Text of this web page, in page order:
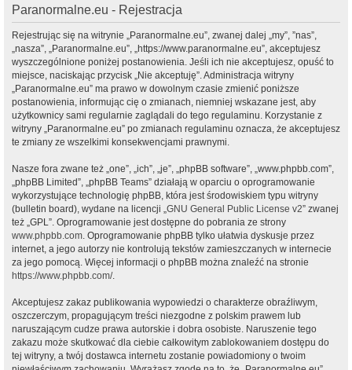
Paranormalne.eu - Rejestracja
Rejestrując się na witrynie „Paranormalne.eu”, zwanej dalej „my”, ”nas”,
„nasza”, „Paranormalne.eu”, „https://www.paranormalne.eu”, akceptujesz
wyszczególnione poniżej postanowienia. Jeśli ich nie akceptujesz, opuść to
miejsce, naciskając przycisk „Nie akceptuję”. Administracja witryny
„Paranormalne.eu” ma prawo w dowolnym czasie zmienić poniższe
postanowienia, informując cię o zmianach, niemniej wskazane jest, aby
użytkownicy sami regularnie zaglądali do tego regulaminu. Korzystanie z
witryny „Paranormalne.eu” po zmianach regulaminu oznacza, że akceptujesz
te zmiany ze wszelkimi konsekwencjami prawnymi.
Nasze fora zwane też „one”, „ich”, „je”, „phpBB software”, „www.phpbb.com”,
„phpBB Limited”, „phpBB Teams” działają w oparciu o oprogramowanie
wykorzystujące technologię phpBB, która jest środowiskiem typu witryny
(bulletin board), wydane na licencji „GNU General Public License v2” zwanej
też „GPL”. Oprogramowanie jest dostępne do pobrania ze strony
www.phpbb.com. Oprogramowanie phpBB tylko ułatwia dyskusje przez
internet, a jego autorzy nie kontrolują tekstów zamieszczanych w internecie
za jego pomocą. Więcej informacji o phpBB można znaleźć na stronie
https://www.phpbb.com/.
Akceptujesz zakaz publikowania wypowiedzi o charakterze obraźliwym,
oszczerczym, propagującym treści niezgodne z polskim prawem lub
naruszającym cudze prawa autorskie i dobra osobiste. Naruszenie tego
zakazu może skutkować dla ciebie całkowitym zablokowaniem dostępu do
tej witryny, a twój dostawca internetu zostanie powiadomiony o twoim